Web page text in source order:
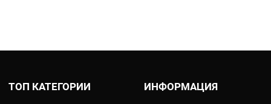
(Dual Cable).
ТОП КАТЕГОРИИ ИНФОРМАЦИЯ